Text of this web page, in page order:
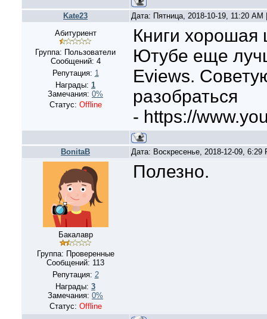
Kate23
Дата: Пятница, 2018-10-19, 11:20
Абитуриент
Группа: Пользователи
Сообщений: 4
Репутация: 1
Награды: 1
Замечания: 0%
Статус: Offline
Книги хорошая
Ютубе еще
Eviews.
разобраться
- https://
BonitaB Дата: Воскресенье, 2018-12-09,
Бакалавр
Группа: Проверенные
Сообщений: 113
Репутация: 2
Награды: 3
Замечания: 0%
Статус: Offline
Полезно.